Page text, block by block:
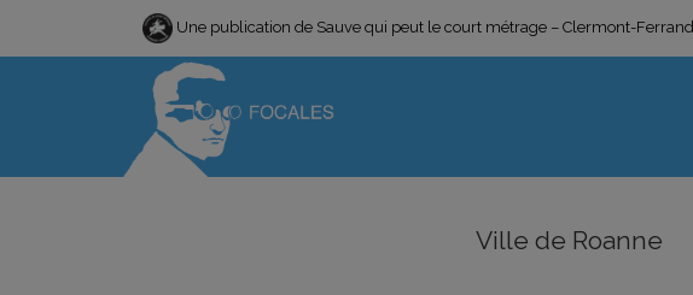
Une publication de Sauve qui peut le court métrage – Clermont-Ferrand
Ville de Roanne